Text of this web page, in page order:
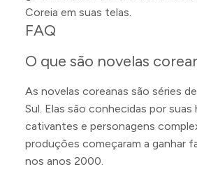
Coreia em suas telas.
FAQ
O que são novelas
As novelas coreanas são séries
Sul. Elas são conhecidas por suas
cativantes e personagens
produções começaram a ganhar
nos anos 2000.